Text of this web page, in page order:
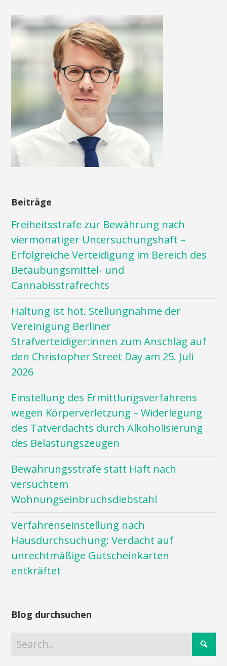
Beiträge
Freiheitsstrafe zur Bewährung nach
viermonatiger Untersuchungshaft –
Erfolgreiche Verteidigung im Bereich des
Betäubungsmittel- und
Cannabisstrafrechts
Haltung ist hot. Stellungnahme der
Vereinigung Berliner
Strafverteidiger:innen zum Anschlag auf
den Christopher Street Day am 25. Juli
2026
Einstellung des Ermittlungsverfahrens
wegen Körperverletzung – Widerlegung
des Tatverdachts durch Alkoholisierung
des Belastungszeugen
Bewährungsstrafe statt Haft nach
versuchtem
Wohnungseinbruchsdiebstahl
Verfahrenseinstellung nach
Hausdurchsuchung: Verdacht auf
unrechtmäßige Gutscheinkarten
entkräftet
Blog durchsuchen